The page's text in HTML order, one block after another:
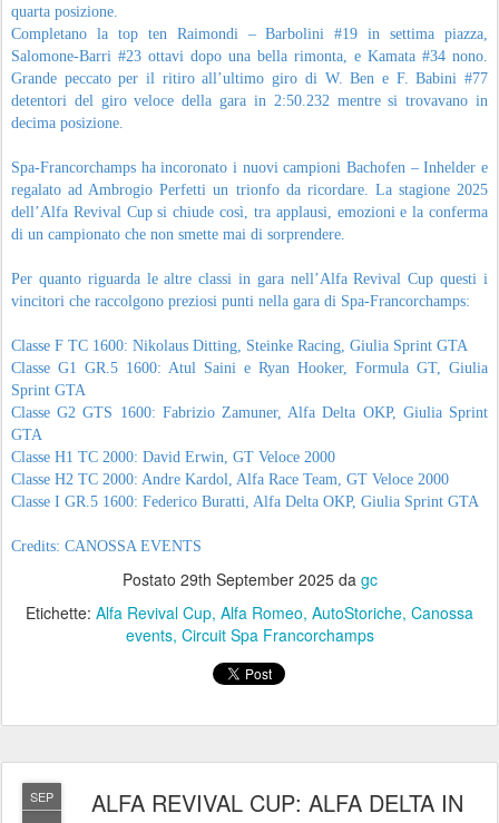
quarta posizione.
Completano la top ten Raimondi – Barbolini #19 in settima piazza,
Salomone-Barri #23 ottavi dopo una bella rimonta, e Kamata #34 nono.
Grande peccato per il ritiro all’ultimo giro di W. Ben e F. Babini #77
detentori del giro veloce della gara in 2:50.232 mentre si trovavano in
decima posizione.
Spa-Francorchamps ha incoronato i nuovi campioni Bachofen – Inhelder e
regalato ad Ambrogio Perfetti un trionfo da ricordare. La stagione 2025
dell’Alfa Revival Cup si chiude così, tra applausi, emozioni e la conferma
di un campionato che non smette mai di sorprendere.
Per quanto riguarda le altre classi in gara nell’Alfa Revival Cup questi i
vincitori che raccolgono preziosi punti nella gara di Spa-Francorchamps:
Classe F TC 1600: Nikolaus Ditting, Steinke Racing, Giulia Sprint GTA
Classe G1 GR.5 1600: Atul Saini e Ryan Hooker, Formula GT, Giulia
Sprint GTA
Classe G2 GTS 1600: Fabrizio Zamuner, Alfa Delta OKP, Giulia Sprint
GTA
Classe H1 TC 2000: David Erwin, GT Veloce 2000
Classe H2 TC 2000: Andre Kardol, Alfa Race Team, GT Veloce 2000
Classe I GR.5 1600: Federico Buratti, Alfa Delta OKP, Giulia Sprint GTA
Credits: CANOSSA EVENTS
Postato 29th September 2025da gc
Etichette: Alfa Revival Cup Alfa Romeo AutoStoriche Canossa
events Circuit Spa Francorchamps
SEP
ALFA REVIVAL CUP: ALFA DELTA IN